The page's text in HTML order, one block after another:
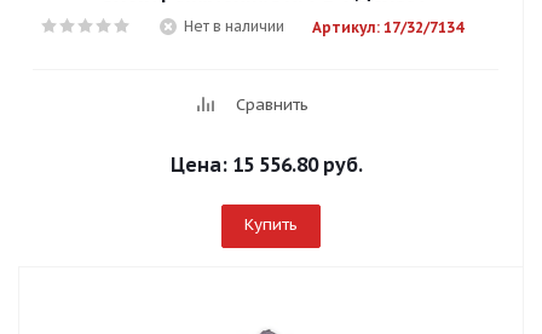
Нет в наличии Артикул: 17/32/7134
Сравнить
Цена: 15 556.80 руб.
Купить